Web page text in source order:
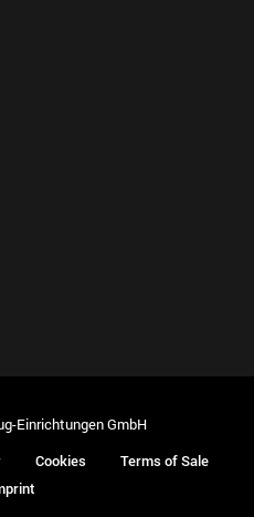
Einrichtungen GmbH
Cookies
Terms of Sale